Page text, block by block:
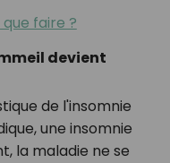
faire ?
devient
de l'insomnie
une insomnie
la maladie ne se